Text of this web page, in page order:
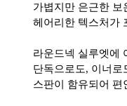
가볍지만 은근한 보
헤어리한 텍스처가
라운드넥 실루엣에
단독으로도, 이너로
스판이 함유되어 편